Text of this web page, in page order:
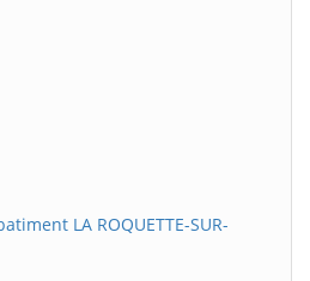
LA ROQUETTE-SUR-